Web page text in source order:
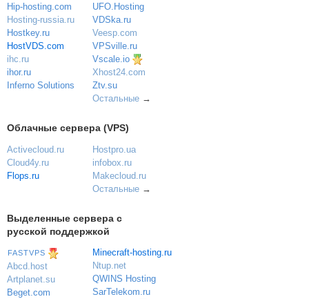
Hip-hosting.com
Hosting-russia.ru
Hostkey.ru
HostVDS.com
ihc.ru
ihor.ru
Inferno Solutions
UFO.Hosting
VDSka.ru
Veesp.com
VPSville.ru
Vscale.io
Xhost24.com
Ztv.su
Остальные→
Облачные сервера (VPS)
Activecloud.ru
Cloud4y.ru
Flops.ru
Hostpro.ua
infobox.ru
Makecloud.ru
Остальные→
Выделенные сервера с
русской поддержкой
FASTVPS
Abcd.host
Artplanet.su
Beget.com
Minecraft-hosting.ru
Ntup.net
QWINS Hosting
SarTelekom.ru